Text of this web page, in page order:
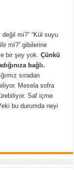
mi?” “Kül suyu
mi?” gibilerine
bir şey yok.Çünkü
bağlı.
sıradan
Mesela sofra
Saf içme
bu durumda neyi